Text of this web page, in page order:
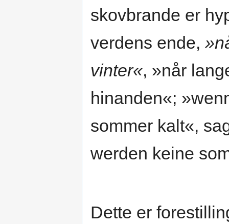
skovbrande er
verdens ende,
vinter«, »når
hinanden«;
sommer kalt«,
werden keine
Dette er